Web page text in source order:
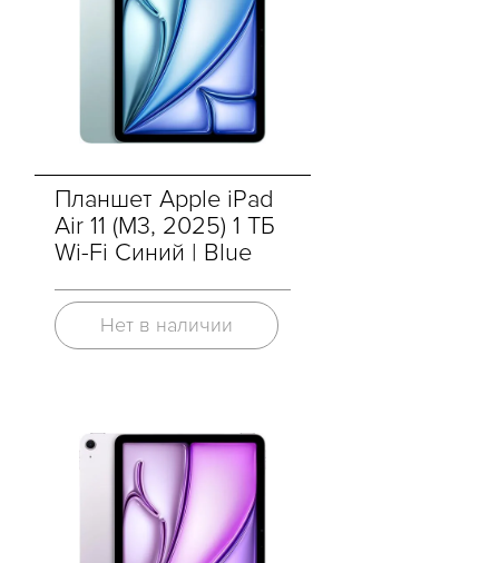
Планшет Apple iPad
Air 11 (M3, 2025) 1 ТБ
Wi-Fi Синий | Blue
Нет в наличии